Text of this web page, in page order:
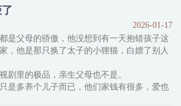
了点，但你值这个价格。”
云沉思片刻：“两百五十万，我现在就走。”
了点，但你值这个价格。”
湖 前世今生 天作之合 仙侠修
2026-01-17
是父母的骄傲，他没想到有一天抱错孩子这
，他是那只换了太子的小狸猫，白嫖了别人
剧里的极品，亲生父母也不是。
是多养个儿子而已，他们家钱有很多，爱也